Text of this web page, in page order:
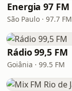
Energia 97 FM
São Paulo · 97.7 FM
Rádio 99,5 FM
Goiânia · 99.5 FM